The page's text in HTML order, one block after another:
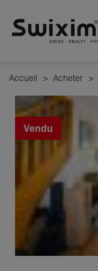
Accueil > Acheter >
Vendu